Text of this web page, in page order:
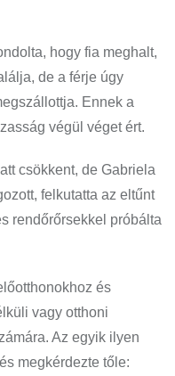
hogy fia meghalt,
de a férje úgy
Ennek a
végül véget ért.
csökkent, de Gabriela
felkutatta az eltűnt
rendőrőrsekkel próbálta
és
vagy otthoni
Az egyik ilyen
megkérdezte tőle: